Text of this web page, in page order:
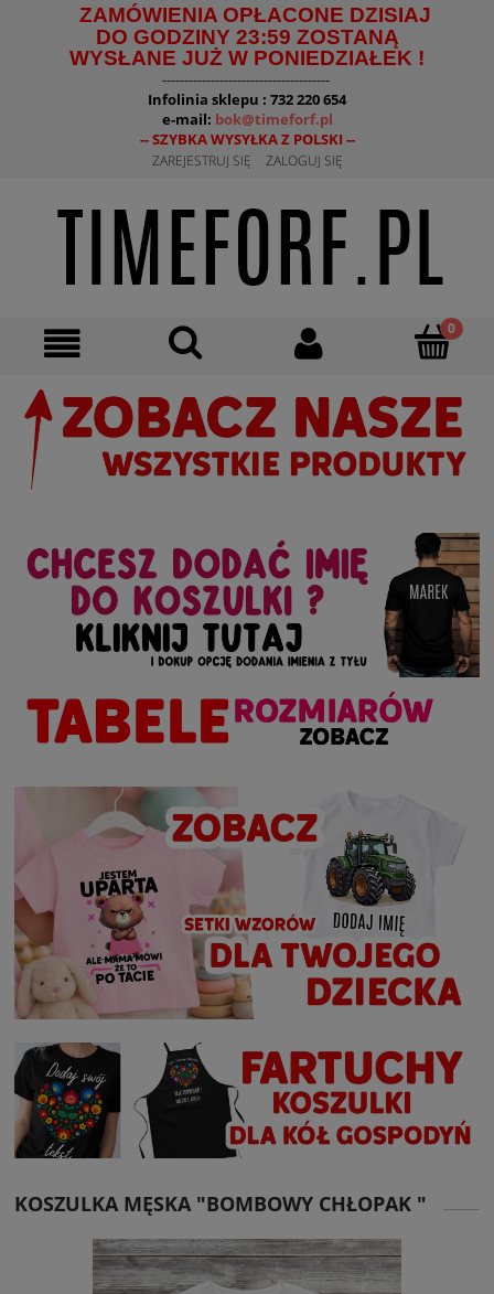
ZAMÓWIENIA OPŁACONE DZISIAJ
DO GODZINY 23:59 ZOSTANĄ
WYSŁANE JUŻ W PONIEDZIAŁEK !
--------------------------------------
Infolinia sklepu : 732 220 654
e-mail: bok@timeforf.pl
-- SZYBKA WYSYŁKA Z POLSKI --
ZAREJESTRUJ SIĘ ZALOGUJ SIĘ
KOSZULKA MĘSKA "BOMBOWY CHŁOPAK "